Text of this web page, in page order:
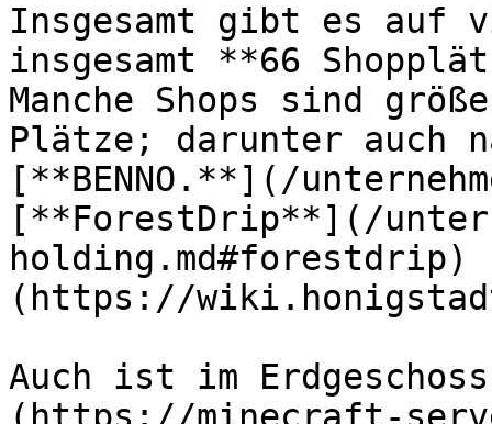
Insgesamt gibt es auf
insgesamt **66
Manche Shops sind
Plätze; darunter auch
[**BENNO.**](/
[**ForestDrip**](/
holding.md#forestdrip)
(https://
Auch ist im